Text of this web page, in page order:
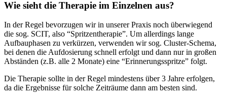
Wie sieht die Therapie im Einzelnen aus?
In der Regel bevorzugen wir in unserer Praxis noch überwiegend
die sog. SCIT, also “Spritzentherapie”. Um allerdings lange
Aufbauphasen zu verkürzen, verwenden wir sog. Cluster-Schema,
bei denen die Aufdosierung schnell erfolgt und dann nur in großen
Abständen (z.B. alle 2 Monate) eine “Erinnerungsspritze” folgt.
Die Therapie sollte in der Regel mindestens über 3 Jahre erfolgen,
da die Ergebnisse für solche Zeiträume dann am besten sind.